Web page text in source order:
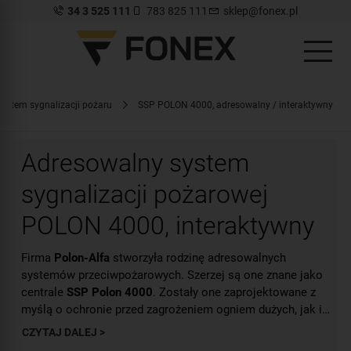
34 3 525 111 783 825 111 sklep@fonex.pl
sygnalizacji pożaru SSP POLON 4000, adresowalny / interaktywny
Adresowalny system
sygnalizacji pożarowej
POLON 4000, interaktywny
Firma Polon-Alfa stworzyła rodzinę adresowalnych
systemów przeciwpożarowych. Szerzej są one znane jako
centrale SSP Polon 4000 . Zostały one zaprojektowane z
myślą o ochronie przed zagrożeniem ogniem dużych, jak i
rozległych obiektów, takich jak hale produkcyjne, wielkie
Wszystkie centrale
CZYTAJ DALEJ >